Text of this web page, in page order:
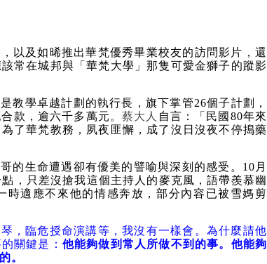
以及如晞推出華梵優秀畢業校友的訪問影片，還
常在城邦與「華梵大學」那隻可愛金獅子的蹤影
是教學卓越計劃的執行長，旗下掌管26個子計劃，
款，逾六千多萬元。蔡大人 自言：「民國 80年來
了華梵教務，夙夜匪懈，成了沒日沒夜不停搗藥
的生命遭遇卻有優美的譬喻與深刻的感受。10月
，只差沒搶我這個主持人的麥克風，語帶羨慕幽
適應不來他的情感奔放，部分內容已被雪媽剪
，臨危授命演講等，我沒有一樣會。為什麼請他
關鍵是： 他能夠做到常人所做不到的事。他能夠
。